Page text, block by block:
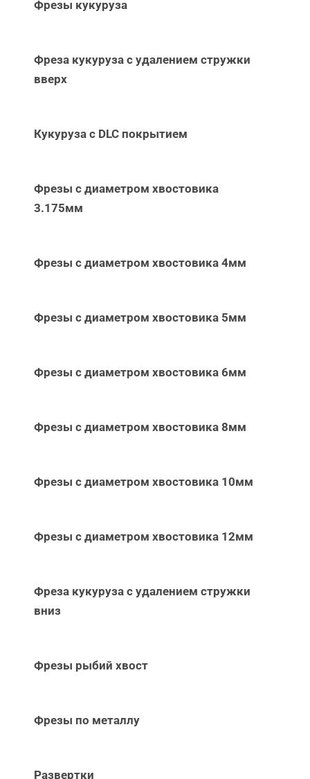
Фрезы кукуруза
Фреза кукуруза с удалением стружки
вверх
Кукуруза с DLC покрытием
Фрезы с диаметром хвостовика
3.175мм
Фрезы с диаметром хвостовика 4мм
Фрезы с диаметром хвостовика 5мм
Фрезы с диаметром хвостовика 6мм
Фрезы с диаметром хвостовика 8мм
Фрезы с диаметром хвостовика 10мм
Фрезы с диаметром хвостовика 12мм
Фреза кукуруза с удалением стружки
вниз
Фрезы рыбий хвост
Фрезы по металлу
Развертки